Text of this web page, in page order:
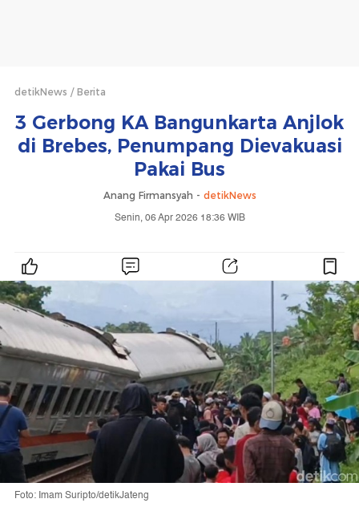
detikNews Berita
3 Gerbong KA Bangunkarta Anjlok
di Brebes, Penumpang Dievakuasi
Pakai Bus
Anang Firmansyah - detikNews
Senin, 06 Apr 2026 18:36 WIB
Foto: Imam Suripto/detikJateng